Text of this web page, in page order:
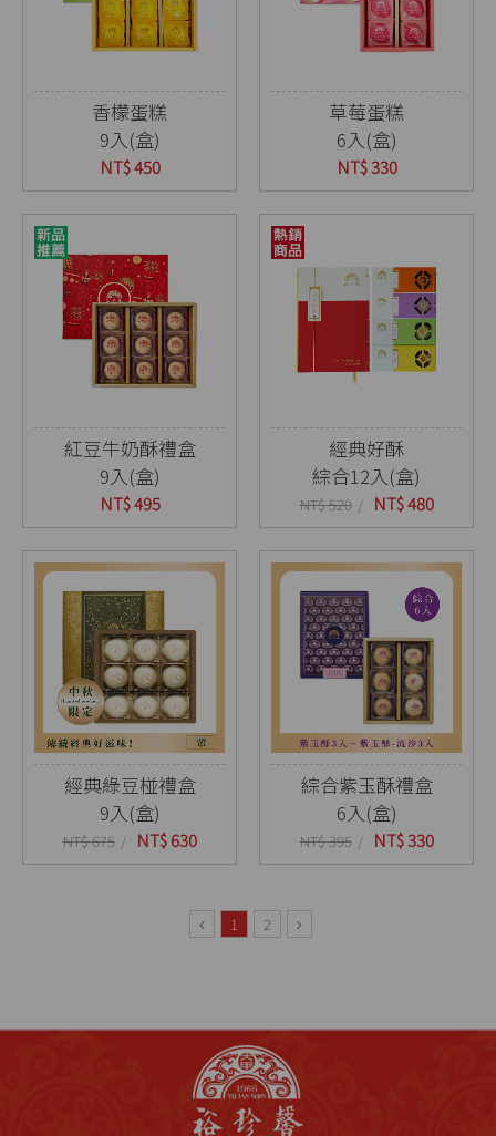
香檬蛋糕
9入(盒)
NT$ 450
草莓蛋糕
6入(盒)
NT$ 330
紅豆牛奶酥禮盒
9入(盒)
NT$ 495
經典好酥
綜合12入(盒)
NT$ 520 NT$ 480
經典綠豆椪禮盒
9入(盒)
NT$ 675 NT$ 630
綜合紫玉酥禮盒
6入(盒)
NT$ 395 NT$ 330
1 2